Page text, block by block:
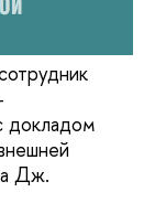
докладом
Дж.